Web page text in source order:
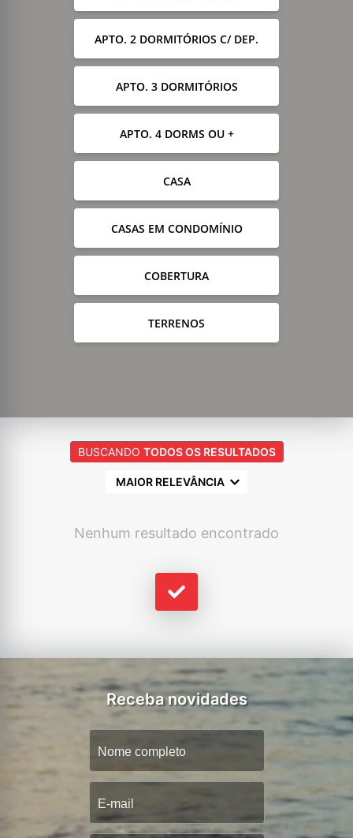
APTO. 2 DORMITÓRIOS C/ DEP.
APTO. 3 DORMITÓRIOS
APTO. 4 DORMS OU +
CASA
CASAS EM CONDOMÍNIO
COBERTURA
TERRENOS
BUSCANDO TODOS OS RESULTADOS
MAIOR RELEVÂNCIA
Nenhum resultado encontrado
Receba novidades